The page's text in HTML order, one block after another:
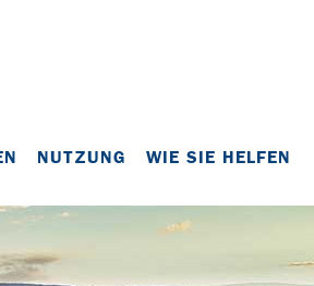
NUTZUNG WIE SIE HELFEN